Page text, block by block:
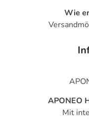
Wie
APONEO
Mit